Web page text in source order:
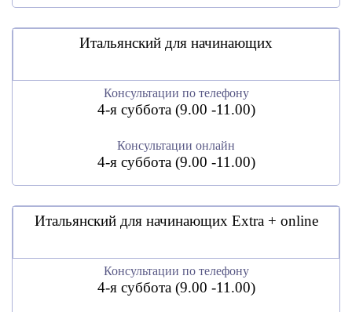
Итальянский для начинающих
Консультации по телефону
4-я суббота (9.00 -11.00)
Консультации онлайн
4-я суббота (9.00 -11.00)
Итальянский для начинающих Extra + online
Консультации по телефону
4-я суббота (9.00 -11.00)